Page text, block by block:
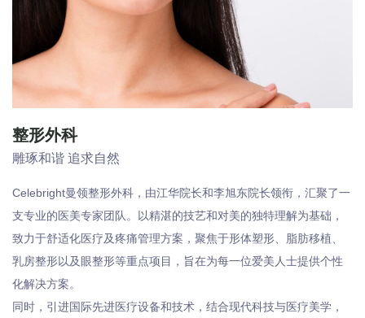
整形外科
雕琢和谐 追求自然
Celebright曼领整形外科，由江华院长和李旭东院长领衔，汇聚了一
支专业的医美专家团队。以精湛的技艺和对美的独特理解为基础，
致力于舒适化医疗及疼痛管理方案，聚焦于形体塑形、脂肪移植、
乳房整形以及眼整形等重点项目，旨在为每一位爱美人士提供个性
化解决方案。
同时，引进国际先进医疗设备和技术，结合现代科技与医疗美学，